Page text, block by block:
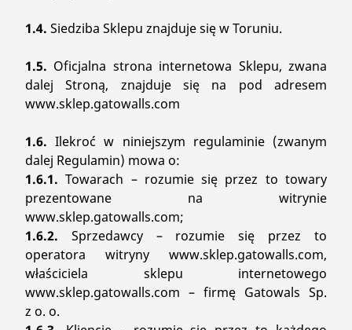
1.4. Siedziba Sklepu znajduje się w Toruniu.
1.5. Oficjalna strona internetowa Sklepu, zwana
dalej Stroną, znajduje się na pod adresem
www.sklep.gatowalls.com
1.6. Ilekroć w niniejszym regulaminie (zwanym
dalej Regulamin) mowa o:
1.6.1. Towarach – rozumie się przez to towary
prezentowane na witrynie
www.sklep.gatowalls.com;
1.6.2. Sprzedawcy – rozumie się przez to
operatora witryny www.sklep.gatowalls.com,
właściciela sklepu internetowego
www.sklep.gatowalls.com – firmę Gatowals Sp.
z o. o.